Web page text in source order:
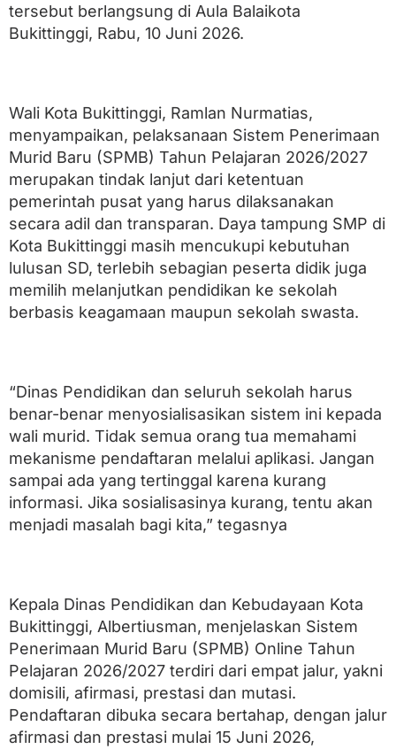
t
m
e
r
s
a
m
a
d
a
n
L
a
u
n
c
h
P
M
B
O
n
n
e
/
0
2
7
tersebut berlangsung di Aula Balaikota
Bukittinggi, Rabu, 10 Juni 2026.
Wali Kota Bukittinggi, Ramlan Nurmatias,
menyampaikan, pelaksanaan Sistem Penerimaan
Murid Baru (SPMB) Tahun Pelajaran 2026/2027
merupakan tindak lanjut dari ketentuan
pemerintah pusat yang harus dilaksanakan
secara adil dan transparan. Daya tampung SMP di
Kota Bukittinggi masih mencukupi kebutuhan
lulusan SD, terlebih sebagian peserta didik juga
memilih melanjutkan pendidikan ke sekolah
berbasis keagamaan maupun sekolah swasta.
“Dinas Pendidikan dan seluruh sekolah harus
benar-benar menyosialisasikan sistem ini kepada
wali murid. Tidak semua orang tua memahami
mekanisme pendaftaran melalui aplikasi. Jangan
sampai ada yang tertinggal karena kurang
informasi. Jika sosialisasinya kurang, tentu akan
menjadi masalah bagi kita,” tegasnya
Kepala Dinas Pendidikan dan Kebudayaan Kota
Bukittinggi, Albertiusman, menjelaskan Sistem
Penerimaan Murid Baru (SPMB) Online Tahun
Pelajaran 2026/2027 terdiri dari empat jalur, yakni
domisili, afirmasi, prestasi dan mutasi.
Pendaftaran dibuka secara bertahap, dengan jalur
afirmasi dan prestasi mulai 15 Juni 2026,